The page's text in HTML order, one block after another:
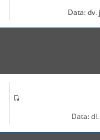
Data: dv.
Data: